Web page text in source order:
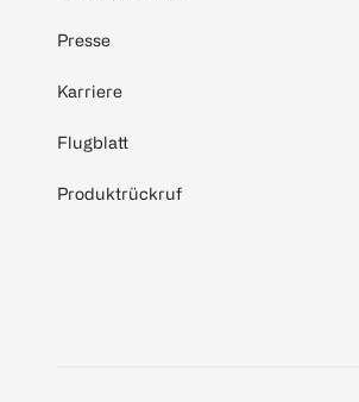
Presse
Karriere
Flugblatt
Produktrückruf